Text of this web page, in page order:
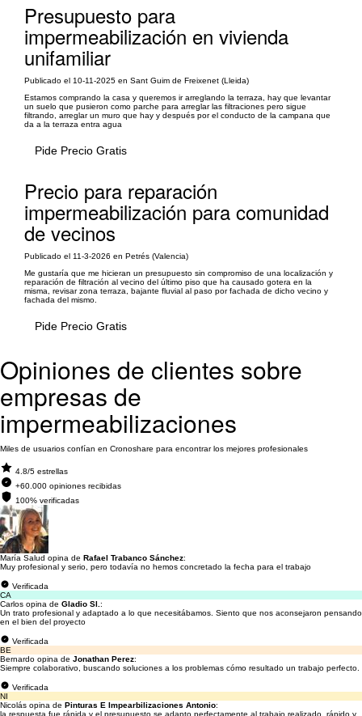
Presupuesto para
impermeabilización en vivienda
unifamiliar
Publicado el 10-11-2025 en Sant Guim de Freixenet (Lleida)
Estamos comprando la casa y queremos ir arreglando la terraza, hay que levantar
un suelo que pusieron como parche para arreglar las filtraciones pero sigue
filtrando, arreglar un muro que hay y después por el conducto de la campana que
da a la terraza entra agua
Pide Precio Gratis
Precio para reparación
impermeabilización para comunidad
de vecinos
Publicado el 11-3-2026 en Petrés (Valencia)
Me gustaría que me hicieran un presupuesto sin compromiso de una localización y
reparación de filtración al vecino del último piso que ha causado gotera en la
misma, revisar zona terraza, bajante fluvial al paso por fachada de dicho vecino y
fachada del mismo.
Pide Precio Gratis
Opiniones de clientes sobre
empresas de
impermeabilizaciones
Miles de usuarios confían en Cronoshare para encontrar los mejores profesionales
4.8/5 estrellas
+60.000 opiniones recibidas
100% verificadas
María Salud opina de Rafael Trabanco Sánchez:
Muy profesional y serio, pero todavía no hemos concretado la fecha para el trabajo
Verificada
CA
Carlos opina de Gladio Sl. :
Un trato profesional y adaptado a lo que necesitábamos. Siento que nos aconsejaron pensando
en el bien del proyecto
Verificada
BE
Bernardo opina de Jonathan Perez:
Siempre colaborativo, buscando soluciones a los problemas cómo resultado un trabajo perfecto.
Verificada
NI
Nicolás opina de Pinturas E Impearbilizaciones Antonio:
la respuesta fue rápida y el presupuesto se adapto perfectamente al trabajo realizado, rápido y